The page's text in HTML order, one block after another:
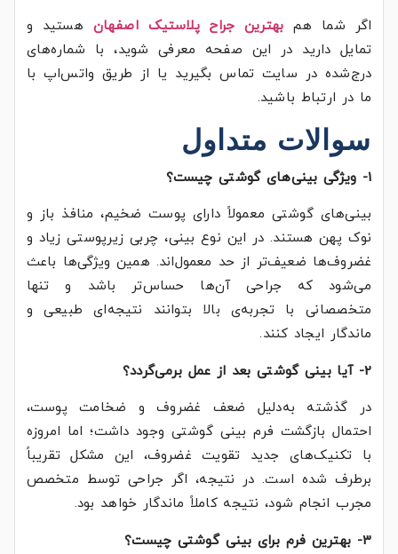
اگر شما هم بهترین جراح پلاستیک اصفهان هستید و
تمایل دارید در این صفحه معرفی شوید، با شماره‌های
درج‌شده در سایت تماس بگیرید یا از طریق واتس‌اپ با
ما در ارتباط باشید.
سوالات متداول
1- ویژگی بینی‌های گوشتی چیست؟
بینی‌های گوشتی معمولاً دارای پوست ضخیم، منافذ باز و
نوک پهن هستند. در این نوع بینی، چربی زیرپوستی زیاد و
غضروف‌ها ضعیف‌تر از حد معمول‌اند. همین ویژگی‌ها باعث
می‌شود که جراحی آن‌ها حساس‌تر باشد و تنها
متخصصانی با تجربه‌ی بالا بتوانند نتیجه‌ای طبیعی و
ماندگار ایجاد کنند.
2- آیا بینی گوشتی بعد از عمل برمی‌گردد؟
در گذشته به‌دلیل ضعف غضروف و ضخامت پوست،
احتمال بازگشت فرم بینی گوشتی وجود داشت؛ اما امروزه
با تکنیک‌های جدید تقویت غضروف، این مشکل تقریباً
برطرف شده است. در نتیجه، اگر جراحی توسط متخصص
مجرب انجام شود، نتیجه کاملاً ماندگار خواهد بود.
3- بهترین فرم برای بینی گوشتی چیست؟